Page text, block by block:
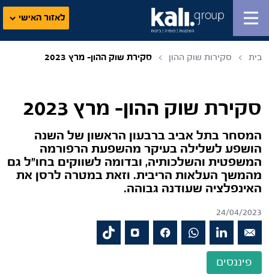
לאזור האישי
בית סקירות שוק ההון סקירת שוק ההון- מרץ 2023
סקירת שוק ההון- מרץ 2023
המסחר בתל אביב ברבעון הראשון של השנה
הושפע לשלילה בעיקר מהשפעת הרפורמה
המשפטית והשלכותיה, ובדומה לשווקים בחו"ל גם
מהמשך העלאות הריבית. וזאת במטרה לרסן את
האינפלציה שעודנה גבוהה.
24/04/2023
פיננסים